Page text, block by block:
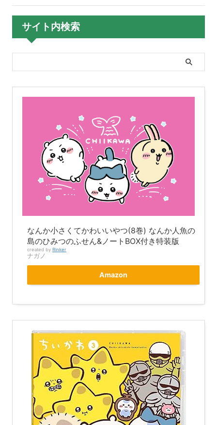
サイト内検索
なんか小さくてかわいいやつ(8巻) なんか人魚の
島のひみつのふせん&ノートBOX付き特装版
created by Rinker
ナガノ
Amazon